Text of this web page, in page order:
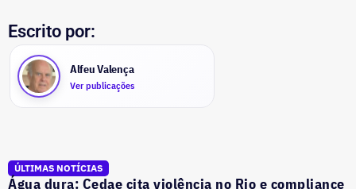
Escrito por:
Alfeu Valença
Ver publicações
ÚLTIMAS NOTÍCIAS
Água dura: Cedae cita violência no Rio e compliance